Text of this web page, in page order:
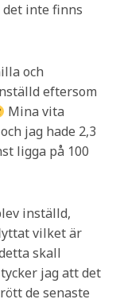
inte finns
och
eftersom
Mina vita
jag hade 2,3
ligga på 100
inställd,
vilket är
skall
jag att det
de senaste